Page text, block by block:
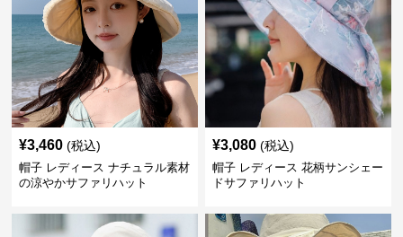
¥3,460 (税込)
帽子 レディース ナチュラル素材
の涼やかサファリハット
¥3,080 (税込)
帽子 レディース 花柄サンシェー
ドサファリハット